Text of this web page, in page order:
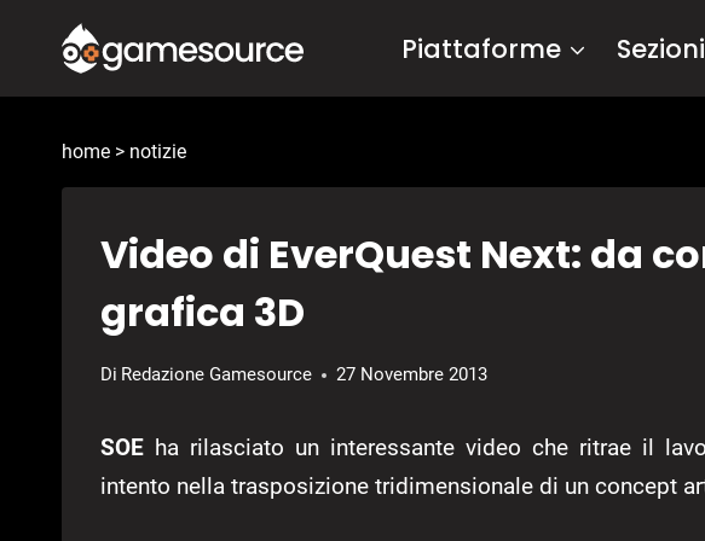
contenuto
Piattaforme Sezioni
home > notizie
Video di EverQuest Next: da
grafica 3D
Di Redazione Gamesource 27 Novembre 2013
SOE ha rilasciato un interessante video che ritrae il
intento nella trasposizione tridimensionale di un concept